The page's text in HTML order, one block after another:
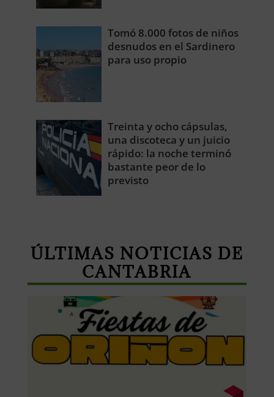
Tomó 8.000 fotos de niños
desnudos en el Sardinero
para uso propio
Treinta y ocho cápsulas,
una discoteca y un juicio
rápido: la noche terminó
bastante peor de lo
previsto
ÚLTIMAS NOTICIAS DE
CANTABRIA